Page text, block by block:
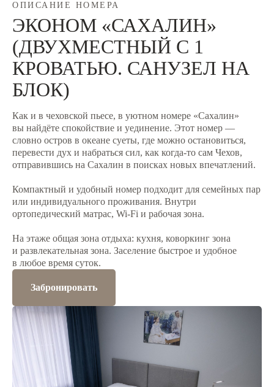
ОПИСАНИЕ НОМЕРА
ЭКОНОМ «САХАЛИН»
(ДВУХМЕСТНЫЙ С 1
КРОВАТЬЮ. САНУЗЕЛ НА
БЛОК)
Как и в чеховской пьесе, в уютном номере «Сахалин»
вы найдёте спокойствие и уединение. Этот номер —
словно остров в океане суеты, где можно остановиться,
перевести дух и набраться сил, как когда-то сам Чехов,
отправившись на Сахалин в поисках новых впечатлений.
Компактный и удобный номер подходит для семейных пар
или индивидуального проживания. Внутри
ортопедический матрас, Wi-Fi и рабочая зона.
На этаже общая зона отдыха: кухня, коворкинг зона
и развлекательная зона. Заселение быстрое и удобное
в любое время суток.
Забронировать